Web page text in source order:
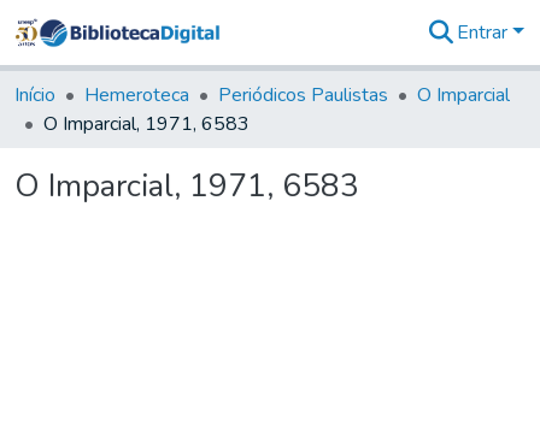
&
Coleções
Tudo na
Digital
Entrar
Início Hemeroteca Periódicos Paulistas
O Imparcial
O Imparcial, 1971, 6583
O Imparcial, 1971, 6583